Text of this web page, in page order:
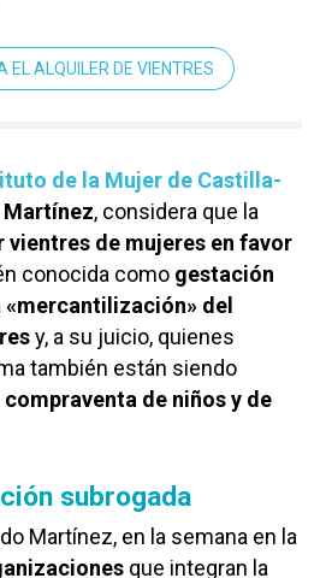
EL ALQUILER DE VIENTRES
de la Mujer de Castilla-
, considera que la
de mujeres en favor
conocida como gestación
«mercantilización» del
y, a su juicio, quienes
también están siendo
de niños y de
subrogada
Martínez, en la semana en la
que integran la